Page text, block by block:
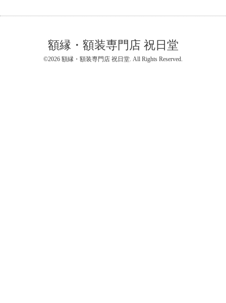
額縁・額装専門店 祝日堂
©2026 額縁・額装専門店 祝日堂 . All Rights Reserved.